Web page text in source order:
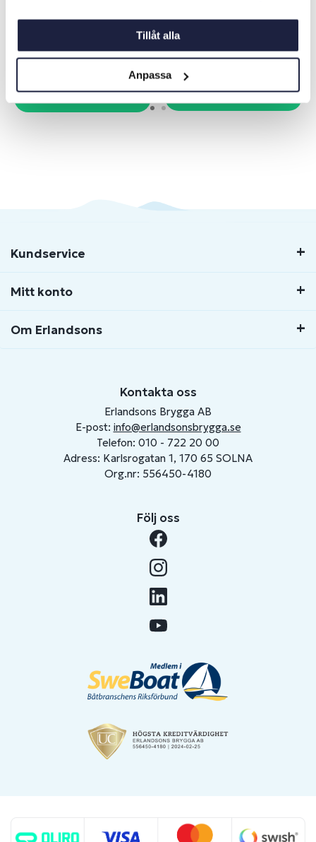
Tillåt alla
Anpassa
299 kr
Köp
Kundservice
Mitt konto
Om Erlandsons
Kontakta oss
Erlandsons Brygga AB
E-post: info@erlandsonsbrygga.se
Telefon: 010 - 722 20 00
Adress: Karlsrogatan 1, 170 65 SOLNA
Org.nr: 556450-4180
Följ oss